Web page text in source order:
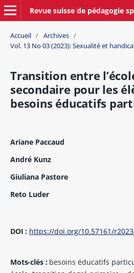
Revue suisse de pédagogie
Accueil / Archives /
Vol. 13 No 03 (2023): Sexualité et
Transition entre
secondaire pour les
besoins éducatifs
Ariane Paccaud
André Kunz
Giuliana Pastore
Reto Luder
DOI : https://doi.org/10.57161/
Mots-clés : besoins éducatifs